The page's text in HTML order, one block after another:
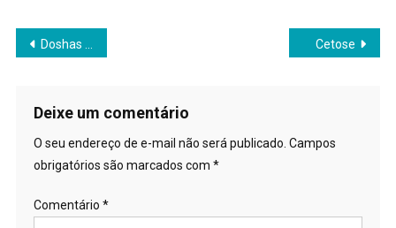
Navegação
Post
Doshas no Ayurveda Cetose
Deixe um comentário
O seu endereço de e-mail não será publicado. Campos
obrigatórios são marcados com *
Comentário *